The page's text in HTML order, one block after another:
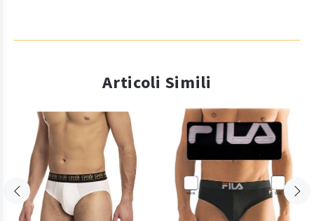
Articoli Simili